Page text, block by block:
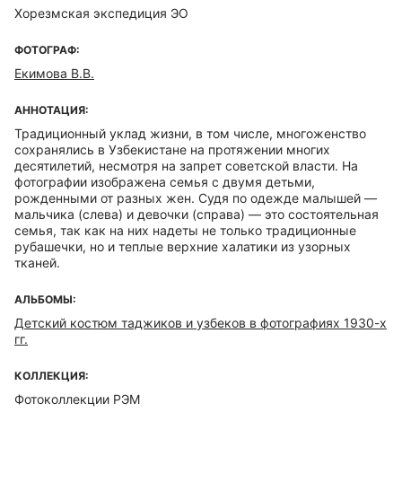
Хорезмская экспедиция ЭО
ФОТОГРАФ:
Екимова В.В.
АННОТАЦИЯ:
Традиционный уклад жизни, в том числе, многоженство
сохранялись в Узбекистане на протяжении многих
десятилетий, несмотря на запрет советской власти. На
фотографии изображена семья с двумя детьми,
рожденными от разных жен. Судя по одежде малышей —
мальчика (слева) и девочки (справа) — это состоятельная
семья, так как на них надеты не только традиционные
рубашечки, но и теплые верхние халатики из узорных
тканей.
АЛЬБОМЫ:
Детский костюм таджиков и узбеков в фотографиях 1930-х
гг.
КОЛЛЕКЦИЯ:
Фотоколлекции РЭМ